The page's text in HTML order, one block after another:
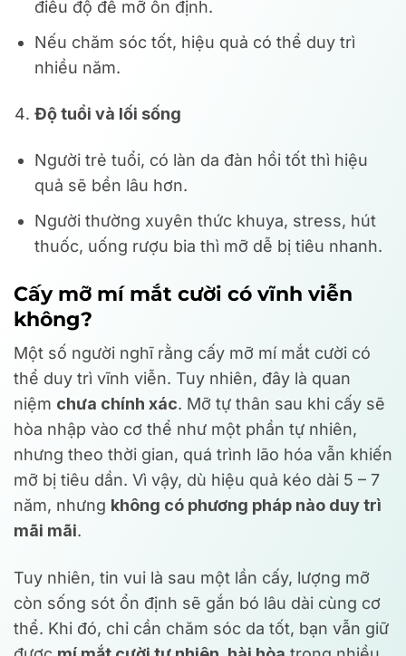
điều độ để mỡ ổn định.
Nếu chăm sóc tốt, hiệu quả có thể duy trì
nhiều năm.
Độ tuổi và lối sống
Người trẻ tuổi, có làn da đàn hồi tốt thì hiệu
quả sẽ bền lâu hơn.
Người thường xuyên thức khuya, stress, hút
thuốc, uống rượu bia thì mỡ dễ bị tiêu nhanh.
Cấy mỡ mí mắt cười có vĩnh viễn
không?
Một số người nghĩ rằng cấy mỡ mí mắt cười có
thể duy trì vĩnh viễn. Tuy nhiên, đây là quan
niệm chưa chính xác. Mỡ tự thân sau khi cấy sẽ
hòa nhập vào cơ thể như một phần tự nhiên,
nhưng theo thời gian, quá trình lão hóa vẫn khiến
mỡ bị tiêu dần. Vì vậy, dù hiệu quả kéo dài 5 – 7
năm, nhưng không có phương pháp nào duy trì
mãi mãi.
Tuy nhiên, tin vui là sau một lần cấy, lượng mỡ
còn sống sót ổn định sẽ gắn bó lâu dài cùng cơ
thể. Khi đó, chỉ cần chăm sóc da tốt, bạn vẫn giữ